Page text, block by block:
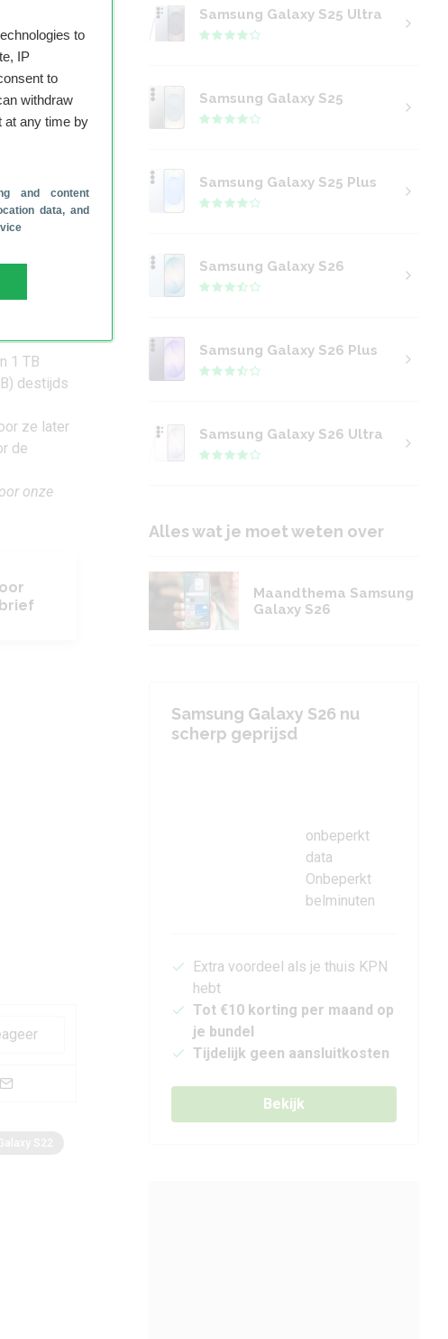
to
IP
to
withdraw
at any time by
and content
data, and
wordt
S26
1 TB
destijds
ze later
de
onze
Samsung Galaxy S25 Ultra
Samsung Galaxy S25
Samsung Galaxy S25 Plus
Samsung Galaxy S26
Samsung Galaxy S26 Plus
Samsung Galaxy S26 Ultra
Alles wat je moet weten over
Maandthema Samsung
Galaxy S26
Samsung Galaxy S26 nu
scherp geprijsd
onbeperkt
data
Onbeperkt
belminuten
Extra voordeel als je thuis KPN
hebt
Tot €10 korting per maand op
je bundel
Tijdelijk geen aansluitkosten
Bekijk